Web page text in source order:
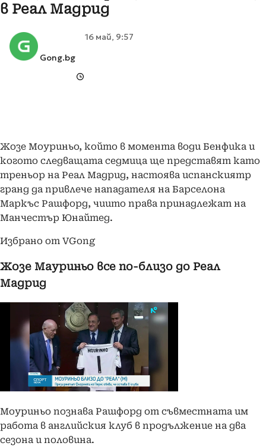
в Реал Мадрид
Gong.bg
16 май, 9:57
Жозе Моуриньо, който в момента води Бенфика и
когото следващата седмица ще представят като
треньор на Реал Мадрид, настоява испанскиятр
гранд да привлече нападателя на Барселона
Маркъс Рашфорд, чиито права принадлежат на
Манчестър Юнайтед.
Избрано от VGong
Жозе Мауриньо все по-близо до Реал
Мадрид
Моуриньо познава Рашфорд от съвместната им
работа в английския клуб в продължение на два
сезона и половина.